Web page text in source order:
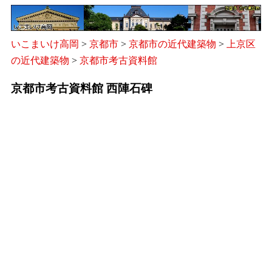
いこまいけ高岡 > 京都市 > 京都市の近代建築物 >
上京区
の近代建築物 > 京都市考古資料館
京都市考古資料館 西陣石碑